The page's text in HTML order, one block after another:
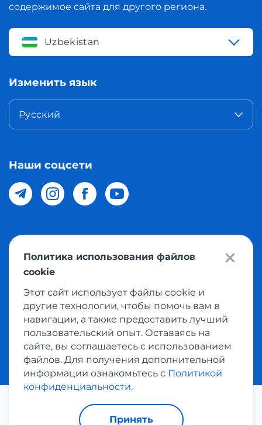
содержимое сайта для другого региона.
Uzbekistan
Изменить язык
Русский
Наши соцсети
© 2026 Meest Shopping доставка покупок с интернет
магазинов мира в Узбекистан. Все права защищены
Политика конфиденциальности
Условия использования сервисом выкупа товаров
Платежные системы:
Политика использования файлов
cookie
Этот сайт использует файлы cookie и
другие технологии, чтобы помочь вам в
навигации, а также предоставить лучший
пользовательский опыт. Оставаясь на
сайте, вы соглашаетесь с использованием
файлов. Для получения дополнительной
информации ознакомьтесь с Политикой
конфиденциальности.
Принять